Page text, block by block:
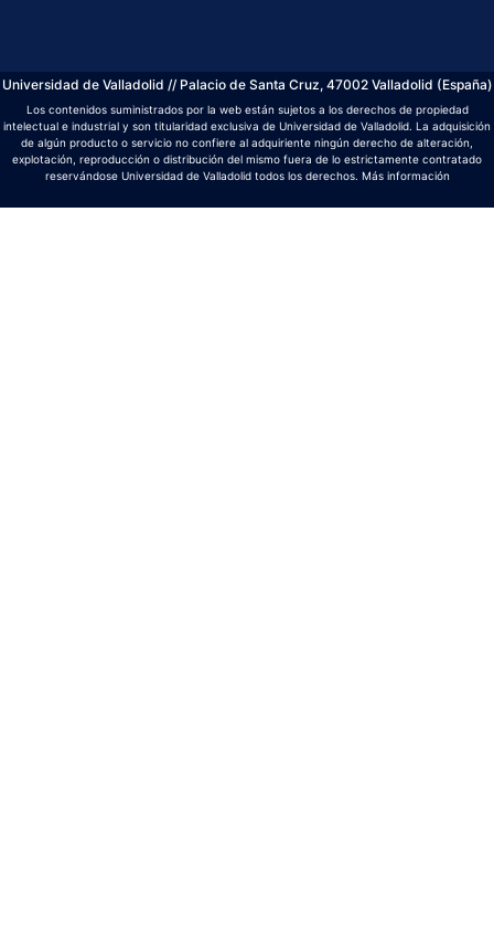
Universidad de Valladolid // Palacio de Santa Cruz, 47002 Valladolid (España)
Los contenidos suministrados por la web están sujetos a los derechos de propiedad
intelectual e industrial y son titularidad exclusiva de Universidad de Valladolid. La adquisición
de algún producto o servicio no confiere al adquiriente ningún derecho de alteración,
explotación, reproducción o distribución del mismo fuera de lo estrictamente contratado
reservándose Universidad de Valladolid todos los derechos. Más información